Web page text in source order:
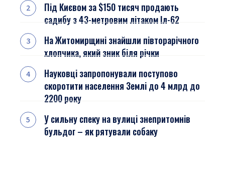
Під Києвом за $150 тисяч продають
садибу з 43-метровим літаком Іл-62
На Житомирщині знайшли півторарічного
хлопчика, який зник біля річки
Науковці запропонували поступово
скоротити населення Землі до 4 млрд до
2200 року
У сильну спеку на вулиці знепритомнів
бульдог – як рятували собаку